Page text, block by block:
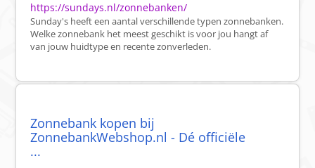
https://sundays.nl/zonnebanken/
Sunday's heeft een aantal verschillende typen zonnebanken.
Welke zonnebank het meest geschikt is voor jou hangt af
van jouw huidtype en recente zonverleden.
Zonnebank kopen bij
ZonnebankWebshop.nl - Dé officiële
...